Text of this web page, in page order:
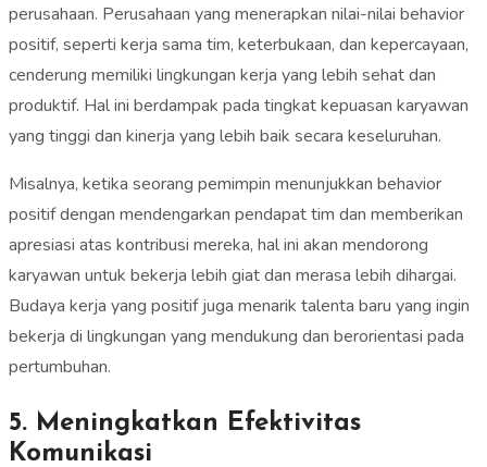
perusahaan. Perusahaan yang menerapkan nilai-nilai behavior
positif, seperti kerja sama tim, keterbukaan, dan kepercayaan,
cenderung memiliki lingkungan kerja yang lebih sehat dan
produktif. Hal ini berdampak pada tingkat kepuasan karyawan
yang tinggi dan kinerja yang lebih baik secara keseluruhan.
Misalnya, ketika seorang pemimpin menunjukkan behavior
positif dengan mendengarkan pendapat tim dan memberikan
apresiasi atas kontribusi mereka, hal ini akan mendorong
karyawan untuk bekerja lebih giat dan merasa lebih dihargai.
Budaya kerja yang positif juga menarik talenta baru yang ingin
bekerja di lingkungan yang mendukung dan berorientasi pada
pertumbuhan.
5. Meningkatkan Efektivitas
Komunikasi